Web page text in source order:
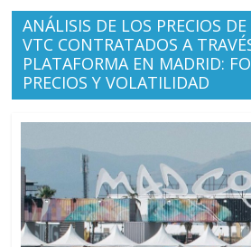
ANÁLISIS DE LOS PRECIOS
VTC CONTRATADOS A
PLATAFORMA EN MADRID:
PRECIOS Y VOLATILIDAD